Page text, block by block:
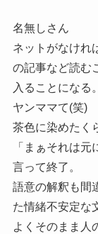
名無しさん
ネットがなけれ
の記事など読む
入ることになる。
ヤンママて(笑)
茶色に染めたく
「まぁそれは
言って終了。
語意の解釈も間
た情緒不安定な
よくそのまま人